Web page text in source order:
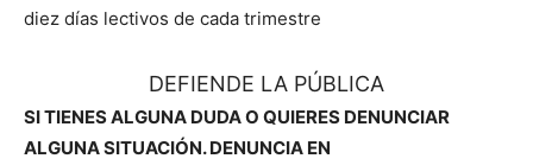
diez días lectivos de cada trimestre
DEFIENDE LA PÚBLICA
SI TIENES ALGUNA DUDA O QUIERES DENUNCIAR
ALGUNA SITUACIÓN. DENUNCIA EN